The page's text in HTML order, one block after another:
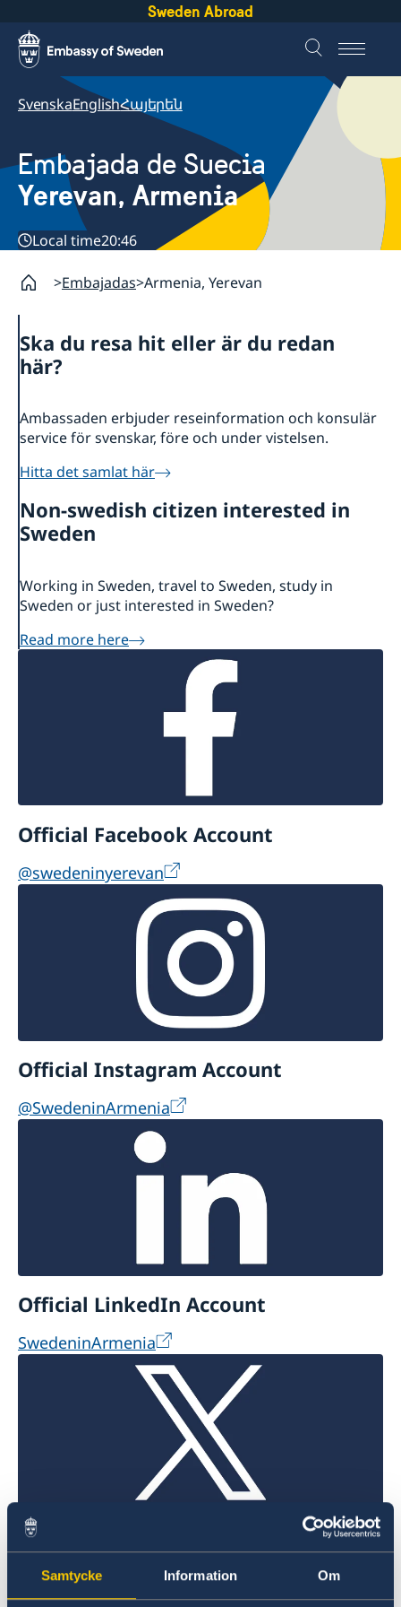
Samtycke Information Om
Sweden Abroad
SvenskaEnglishՀայերեն
Embajada de Suecia
Yerevan, Armenia
Local time20:46
Embajadas Armenia, Yerevan
Ska du resa hit eller är du redan
här?
Ambassaden erbjuder reseinformation och konsulär
service för svenskar, före och under vistelsen.
Hitta det samlat här
Non-swedish citizen interested in
Sweden
Working in Sweden, travel to Sweden, study in
Sweden or just interested in Sweden?
Read more here
Official Facebook Account
@swedeninyerevan
Official Instagram Account
@SwedeninArmenia
Official LinkedIn Account
SwedeninArmenia
Official X Account
@SwdeninArmenia